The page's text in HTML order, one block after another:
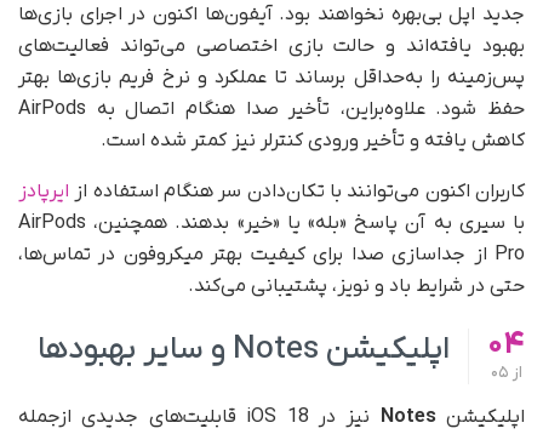
جدید اپل بی‌بهره نخواهند بود. آیفون‌ها اکنون در اجرای بازی‌ها
بهبود یافته‌اند و حالت بازی اختصاصی می‌تواند فعالیت‌های
پس‌زمینه را به‌حداقل برساند تا عملکرد و نرخ فریم بازی‌ها بهتر
حفظ شود. علاوه‌بر‌این، تأخیر صدا هنگام اتصال به AirPods
کاهش یافته و تأخیر ورودی کنترلر نیز کمتر شده است.
کاربران اکنون می‌توانند با تکان‌دادن سر هنگام استفاده از ایرپادز
با سیری به آن پاسخ «بله» یا «خیر» بدهند. همچنین، AirPods
Pro از جداسازی صدا برای کیفیت بهتر میکروفون در تماس‌ها،
حتی در شرایط باد و نویز، پشتیبانی می‌کند.
04
از
اپلیکیشن Notes و سایر بهبودها
اپلیکیشن Notes
نیز در iOS 18 قابلیت‌های جدیدی ازجمله